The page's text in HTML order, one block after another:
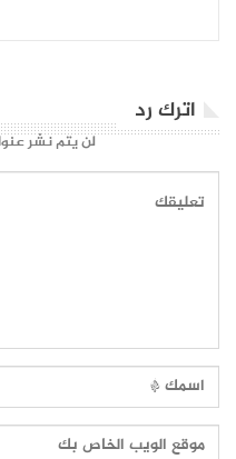
اترك رد
لن يتم نشر